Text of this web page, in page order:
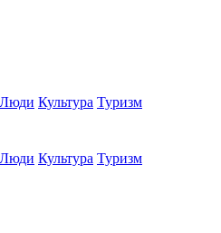
Люди Культура Туризм
Люди Культура Туризм